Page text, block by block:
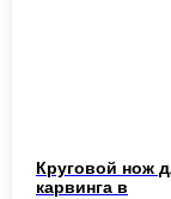
Круговой нож
карвинга в